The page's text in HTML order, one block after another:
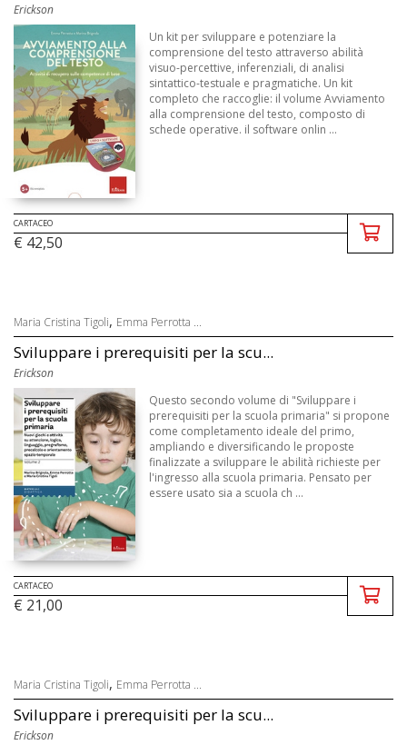
Erickson
Un kit per sviluppare e potenziare la
comprensione del testo attraverso abilità
visuo-percettive, inferenziali, di analisi
sintattico-testuale e pragmatiche. Un kit
completo che raccoglie: il volume Avviamento
alla comprensione del testo, composto di
schede operative. il software onlin ...
CARTACEO
€ 42,50
Maria Cristina Tigoli, Emma Perrotta ...
Sviluppare i prerequisiti per la scu...
Erickson
Questo secondo volume di "Sviluppare i
prerequisiti per la scuola primaria" si propone
come completamento ideale del primo,
ampliando e diversificando le proposte
finalizzate a sviluppare le abilità richieste per
l'ingresso alla scuola primaria. Pensato per
essere usato sia a scuola ch ...
CARTACEO
€ 21,00
Maria Cristina Tigoli, Emma Perrotta ...
Sviluppare i prerequisiti per la scu...
Erickson